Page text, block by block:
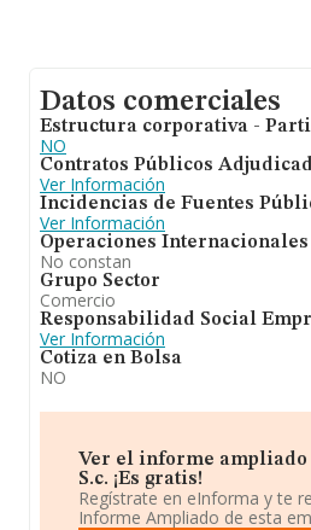
Datos comerciales
Estructura corporativa -
NO
Contratos Públicos
Ver Información
Incidencias de Fuentes
Ver Información
Operaciones Internacionales
No constan
Grupo Sector
Comercio
Responsabilidad Social
Ver Información
Cotiza en Bolsa
NO
Ver el informe ampliado
S.c. ¡Es gratis!
Regístrate en eInforma y te
Informe Ampliado de esta